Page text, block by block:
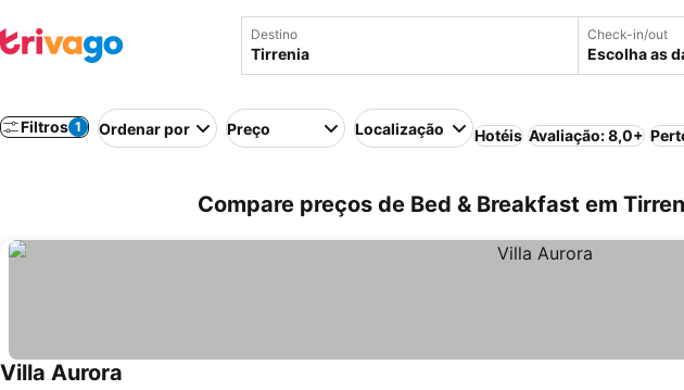
Destino Check-in/out
Escolha as
Filtros 1 Ordenar por Preço Localização Hotéis Avaliação: 8,0+
Compare preços de Bed & Breakfast em
Villa Aurora